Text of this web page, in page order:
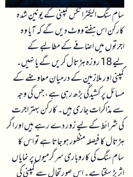
سام سنگ الیکٹرانکس کمپنی کے یونین شدہ
کارکن اس ہفتے ووٹ دیں گے کہ آیا وہ
اجرتوں میں اضافے کے مطالبے کے
لیے 18 روزہ ہڑتال کریں گے یا نہیں۔
کمپنی اور ملازمین کے درمیان معاوضے کے
مسائل پر کشیدگی بڑھ رہی ہے، جس کی وجہ
سے مذاکرات جاری ہیں۔ کارکن بہتر اجرت
کی شرائط کے لیے زور دے رہے ہیں اور اگر
ہڑتال کا فیصلہ منظور ہو جاتا ہے تو اس کا
سام سنگ کی کاروباری سرگرمیوں پر نمایاں